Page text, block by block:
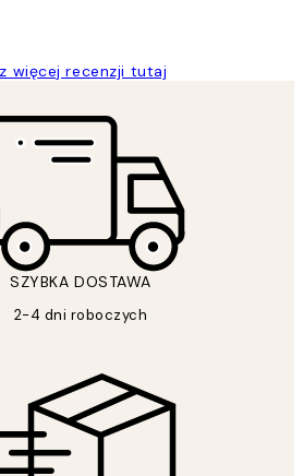
więcej recenzji tutaj
SZYBKA DOSTAWA
2-4 dni roboczych